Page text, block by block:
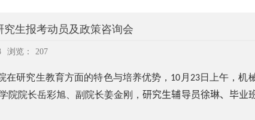
生报考动员及政策咨询会
浏览： 207
研究生教育方面的特色与培养优势， 10月 23日上午，机
院院长岳彩旭、副院长姜金刚，研究生辅导员徐琳、毕业